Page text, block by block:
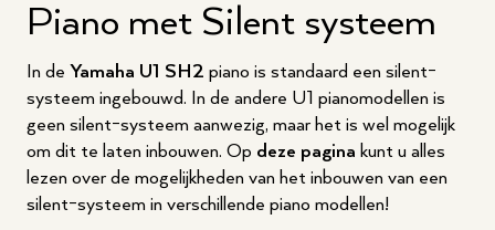
Piano met Silent systeem
In de Yamaha U1 SH2 piano is standaard een silent-
systeem ingebouwd. In de andere U1 pianomodellen is
geen silent-systeem aanwezig, maar het is wel mogelijk
om dit te laten inbouwen. Op deze pagina kunt u alles
lezen over de mogelijkheden van het inbouwen van een
silent-systeem in verschillende piano modellen!